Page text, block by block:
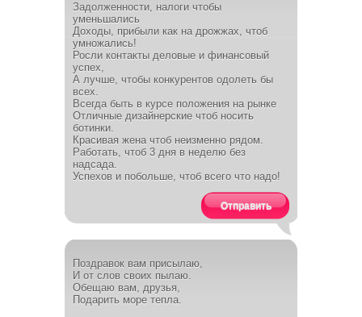
Задолженности, налоги чтобы
уменьшались
Доходы, прибыли как на дрожжах, чтоб
умножались!
Росли контакты деловые и финансовый
успех,
А лучше, чтобы конкурентов одолеть бы
всех.
Всегда быть в курсе положения на рынке
Отличные дизайнерские чтоб носить
ботинки.
Красивая жена чтоб неизменно рядом.
Работать, чтоб 3 дня в неделю без
надсада.
Успехов и побольше, чтоб всего что надо!
Отправить
Поздравок вам присылаю,
И от слов своих пылаю.
Обещаю вам, друзья,
Подарить море тепла.